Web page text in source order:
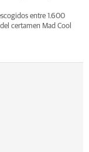
entre 1.600
certamen Mad Cool